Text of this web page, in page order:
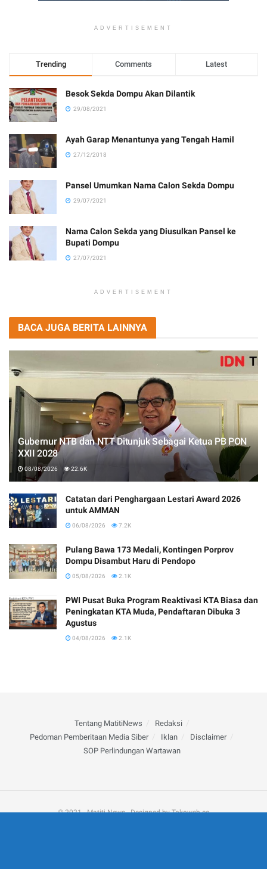
ADVERTISEMENT
Trending Comments Latest
Besok Sekda Dompu Akan Dilantik
29/08/2021
Ayah Garap Menantunya yang Tengah Hamil
27/12/2018
Pansel Umumkan Nama Calon Sekda Dompu
29/07/2021
Nama Calon Sekda yang Diusulkan Pansel ke
Bupati Dompu
27/07/2021
ADVERTISEMENT
BACA JUGA BERITA LAINNYA
Gubernur NTB dan NTT Ditunjuk Sebagai Ketua PB PON
XXII 2028
08/08/2026 22.6K
Catatan dari Penghargaan Lestari Award 2026
untuk AMMAN
06/08/2026 7.2K
Pulang Bawa 173 Medali, Kontingen Porprov
Dompu Disambut Haru di Pendopo
05/08/2026 2.1K
PWI Pusat Buka Program Reaktivasi KTA Biasa dan
Peningkatan KTA Muda, Pendaftaran Dibuka 3
Agustus
04/08/2026 2.1K
Tentang MatitiNews
Redaksi
Pedoman Pemberitaan Media Siber
Iklan
Disclaimer
SOP Perlindungan Wartawan
© 2021 - Matiti News - Designed by Tokoweb.co